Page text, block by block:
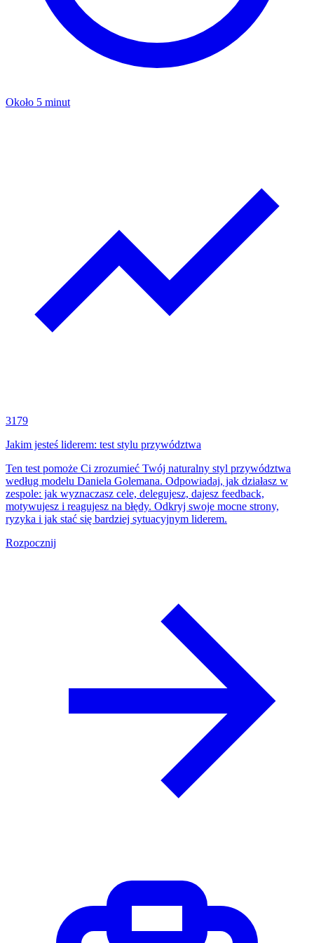
Około 5 minut
3179
Jakim jesteś liderem: test stylu przywództwa
Ten test pomoże Ci zrozumieć Twój naturalny styl przywództwa
według modelu Daniela Golemana. Odpowiadaj, jak działasz w
zespole: jak wyznaczasz cele, delegujesz, dajesz feedback,
motywujesz i reagujesz na błędy. Odkryj swoje mocne strony,
ryzyka i jak stać się bardziej sytuacyjnym liderem.
Rozpocznij